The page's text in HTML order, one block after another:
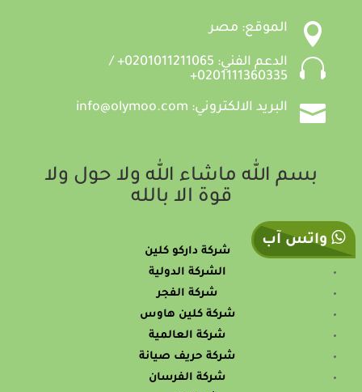
 الموقع: مصر

الدعم الفني: 0201011211065+ /
0201111360335+
 البريد الالكتروني: info@olymoo.com
واتس آب
بسم الله ماشاء الله ولا حول ولا
قوة الا بالله
شركة داركو كلين
الشركة الدولية
شركة الفجر
شركة كلين هاوس
شركة العالمية
شركة حريف صيانة
شركة الفرسان